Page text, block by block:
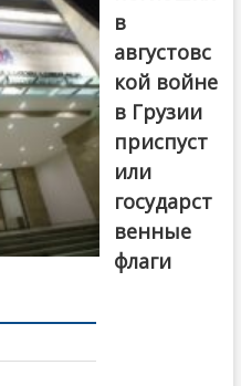
в
августовс
кой войне
в Грузии
приспуст
или
государст
венные
флаги